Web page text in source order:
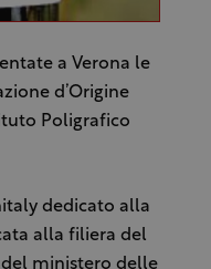
a Verona le
d’Origine
Poligrafico
dedicato alla
alla filiera del
del ministero delle